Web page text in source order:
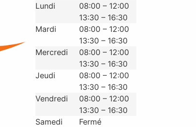
Lundi
08:00 – 12:00
13:30 – 16:30
Mardi
08:00 – 12:00
13:30 – 16:30
Mercredi
08:00 – 12:00
13:30 – 16:30
Jeudi
08:00 – 12:00
13:30 – 16:30
Vendredi
08:00 – 12:00
13:30 – 16:30
Samedi
Fermé